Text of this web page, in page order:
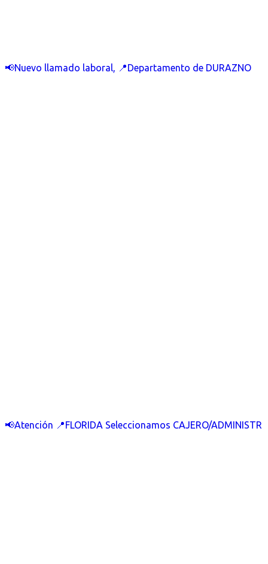
📢Nuevo llamado laboral, 📍Departamento de DURAZNO
📢Atención 📍FLORIDA Seleccionamos CAJERO/ADMINISTR